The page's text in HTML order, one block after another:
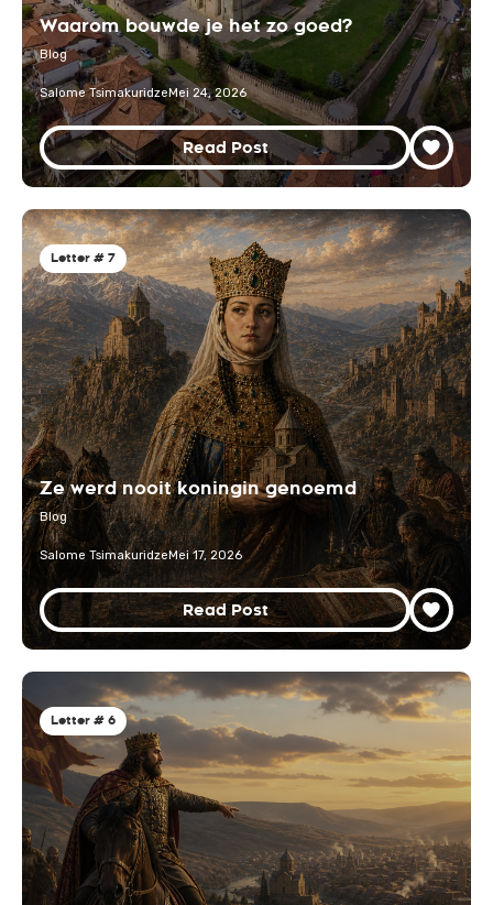
Waarom bouwde je het zo goed?
Blog
Salome TsimakuridzeMei 24, 2026
Read Post
Letter # 7
Ze werd nooit koningin genoemd
Blog
Salome TsimakuridzeMei 17, 2026
Read Post
Letter # 6